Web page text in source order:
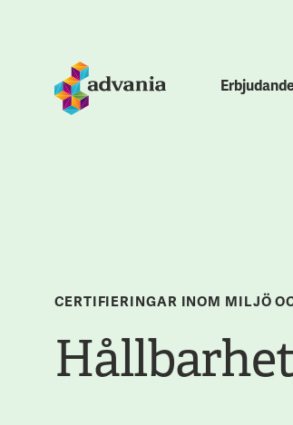
CERTIFIERINGAR INOM MILJÖ